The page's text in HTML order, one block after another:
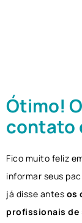
Ótimo!
contato
Fico muito feliz
informar seus
já disse antes os
profissionais de